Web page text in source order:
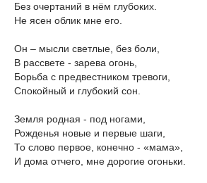
Без очертаний в нём глубоких.
Не ясен облик мне его.
Он – мысли светлые, без боли,
В рассвете - зарева огонь,
Борьба с предвестником тревоги,
Спокойный и глубокий сон.
Земля родная - под ногами,
Рожденья новые и первые шаги,
То слово первое, конечно - «мама»,
И дома отчего, мне дорогие огоньки.